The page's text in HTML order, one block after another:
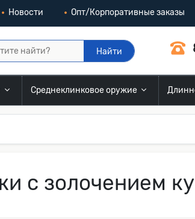
Новости Опт/Корпоративные заказы
Найти
Среднеклинковое оружие
с золочением